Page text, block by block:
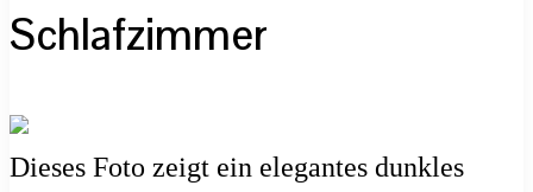
Schlafzimmer
Dieses Foto zeigt ein elegantes dunkles